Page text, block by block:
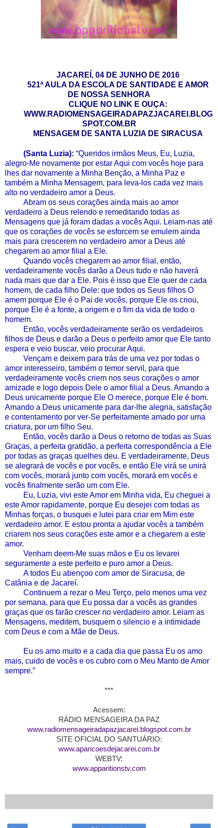
JACAREÍ, 04 DE JUNHO DE 2016
521ª AULA DA ESCOLA DE SANTIDADE E AMOR
DE NOSSA SENHORA
CLIQUE NO LINK E OUÇA:
WWW.RADIOMENSAGEIRADAPAZJACAREI.BLOG
SPOT.COM.BR
MENSAGEM DE SANTA LUZIA DE SIRACUSA
(Santa Luzia): “Queridos irmãos Meus, Eu, Luzia,
alegro-Me novamente por estar Aqui com vocês hoje para
lhes dar novamente a Minha Benção, a Minha Paz e
também a Minha Mensagem, para leva-los cada vez mais
alto no verdadeiro amor a Deus.
Abram os seus corações ainda mais ao amor
verdadeiro a Deus relendo e remeditando todas as
Mensagens que já foram dadas a vocês Aqui. Leiam-nas até
que os corações de vocês se esforcem se emulem ainda
mais para crescerem no verdadeiro amor a Deus até
chegarem ao amor filial a Ele.
Quando vocês chegarem ao amor filial, então,
verdadeiramente vocês darão a Deus tudo e não haverá
nada mais que dar a Ele. Pois é isso que Ele quer de cada
homem, de cada filho Dele: que todos os Seus filhos O
amem porque Ele é o Pai de vocês, porque Ele os criou,
porque Ele é a fonte, a origem e o fim da vida de todo o
homem.
Então, vocês verdadeiramente serão os verdadeiros
filhos de Deus e darão a Deus o perfeito amor que Ele tanto
espera e veio buscar, veio procurar Aqui.
Vençam e deixem para trás de uma vez por todas o
amor interesseiro, também o temor servil, para que
verdadeiramente vocês criem nos seus corações o amor
amizade e logo depois Dele o amor filial a Deus. Amando a
Deus unicamente porque Ele O merece, porque Ele é bom.
Amando a Deus unicamente para dar-lhe alegria, satisfação
e contentamento por ver-Se perfeitamente amado por uma
criatura, por um filho Seu.
Então, vocês darão a Deus o retorno de todas as Suas
Graças, a perfeita gratidão, a perfeita correspondência a Ele
por todas as graças quelhes deu. E verdadeiramente, Deus
se alegrará de vocês e por vocês, e então Ele virá se unirá
com vocês, morará junto com vocês, morará em vocês e
vocês finalmente serão um com Ele.
Eu, Luzia, vivi este Amor em Minha vida, Eu cheguei a
este Amor rapidamente, porque Eu desejei com todas as
Minhas forças, o busquei e lutei para criar em Mim este
verdadeiro amor. E estou pronta a ajudar vocês a também
criarem nos seus corações este amor e a chegarem a este
amor.
Venham deem-Me suas mãos e Eu os levarei
seguramente a este perfeito e puro amor a Deus.
A todos Eu abençoo com amor de Siracusa, de
Catânia e de Jacareí.
Continuem a rezar o Meu Terço, pelo menos uma vez
por semana, para que Eu possa dar a vocês as grandes
graças que os farão crescer no verdadeiro amor. Leiam as
Mensagens, meditem, busquem o silencio e a intimidade
com Deus e com a Mãe de Deus.
Eu os amo muito e a cada dia que passa Eu os amo
mais, cuido de vocês e os cubro com o Meu Manto de Amor
sempre.”
***
Acessem:
RÁDIO MENSAGEIRA DA PAZ
www.radiomensageiradapazjacarei.blogspot.com.br
SITE OFICIAL DO SANTUÁRIO:
www.aparicoesdejacarei.com.br
WEBTV:
www.apparitionstv.com